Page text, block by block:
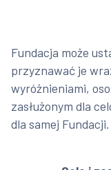
Fundacja może
przyznawać je
wyróżnieniami,
zasłużonym dla
dla samej Fundacji.